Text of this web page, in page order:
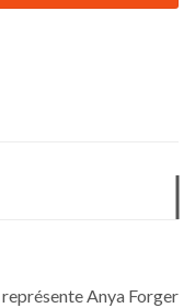
représente Anya Forger